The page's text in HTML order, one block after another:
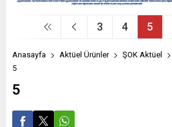
3 4 5
Anasayfa Aktüel Ürünler ŞOK Aktüel
5
5